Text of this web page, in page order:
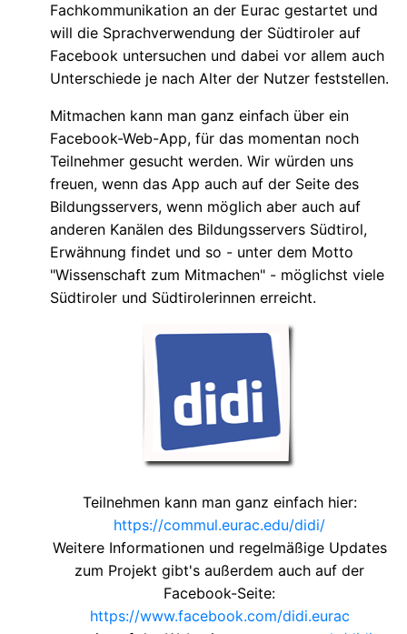
Fachkommunikation an der Eurac gestartet und
will die Sprachverwendung der Südtiroler auf
Facebook untersuchen und dabei vor allem auch
Unterschiede je nach Alter der Nutzer feststellen.
Mitmachen kann man ganz einfach über ein
Facebook-Web-App, für das momentan noch
Teilnehmer gesucht werden. Wir würden uns
freuen, wenn das App auch auf der Seite des
Bildungsservers, wenn möglich aber auch auf
anderen Kanälen des Bildungsservers Südtirol,
Erwähnung findet und so - unter dem Motto
"Wissenschaft zum Mitmachen" - möglichst viele
Südtiroler und Südtirolerinnen erreicht.
Teilnehmen kann man ganz einfach hier:
https://commul.eurac.edu/didi/
Weitere Informationen und regelmäßige Updates
zum Projekt gibt's außerdem auch auf der
Facebook-Seite:
https://www.facebook.com/didi.eurac